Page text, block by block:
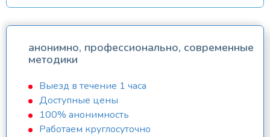
анонимно, профессионально, современные
методики
Выезд в течение 1 часа
Доступные цены
100% анонимность
Работаем круглосуточно